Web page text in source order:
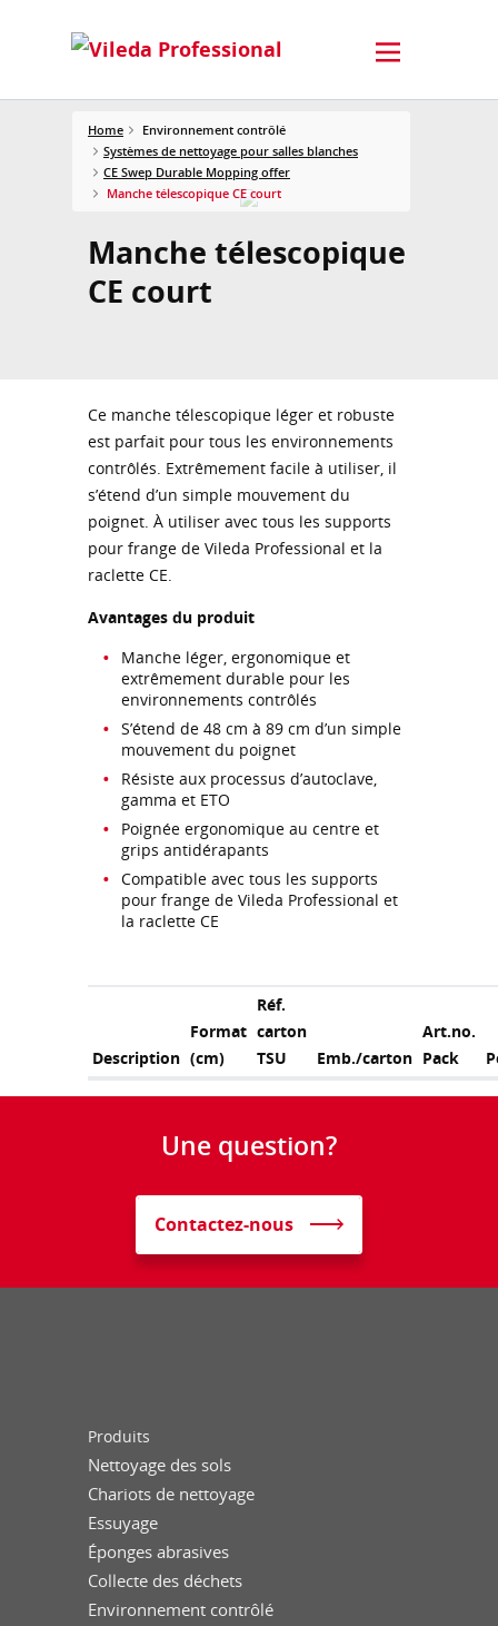
Home
Environnement contrôlé
Systèmes de nettoyage pour salles blanches
CE Swep Durable Mopping offer
Manche télescopique CE court
Manche télescopique
CE court
Ce manche télescopique léger et robuste
est parfait pour tous les environnements
contrôlés. Extrêmement facile à utiliser, il
s’étend d’un simple mouvement du
poignet. À utiliser avec tous les supports
pour frange de Vileda Professional et la
raclette CE.
Avantages du produit
Manche léger, ergonomique et
extrêmement durable pour les
environnements contrôlés
S’étend de 48 cm à 89 cm d’un simple
mouvement du poignet
Résiste aux processus d’autoclave,
gamma et ETO
Poignée ergonomique au centre et
grips antidérapants
Compatible avec tous les supports
pour frange de Vileda Professional et
la raclette CE
Description
Format
(cm)
Réf.
carton
TSU
Emb./carton
Art.no.
Pack
Une question?
Contactez-nous
Produits
Nettoyage des sols
Chariots de nettoyage
Essuyage
Éponges abrasives
Collecte des déchets
Environnement contrôlé